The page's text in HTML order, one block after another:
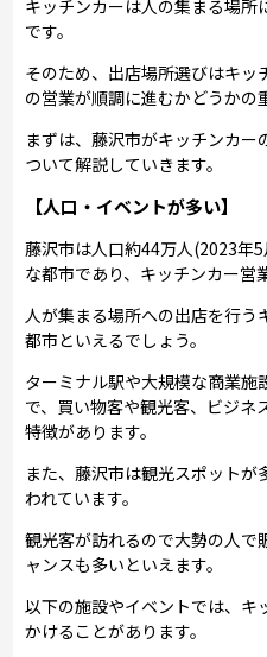
キッチンカーは人の集まる場
です。
そのため、出店場所選びはキッ
の営業が順調に進むかどうかの
まずは、藤沢市がキッチンカ
ついて解説していきます。
【人口・イベントが多い】
藤沢市は人口約44万人(2023年
な都市であり、キッチンカー営
人が集まる場所への出店を行う
都市といえるでしょう。
ターミナル駅や大規模な商業施
で、買い物客や観光客、ビジネ
特徴があります。
また、藤沢市は観光スポット
われています。
観光客が訪れるので大勢の人で
ャンスも多いといえます。
以下の施設やイベントでは、キ
かけることがあります。